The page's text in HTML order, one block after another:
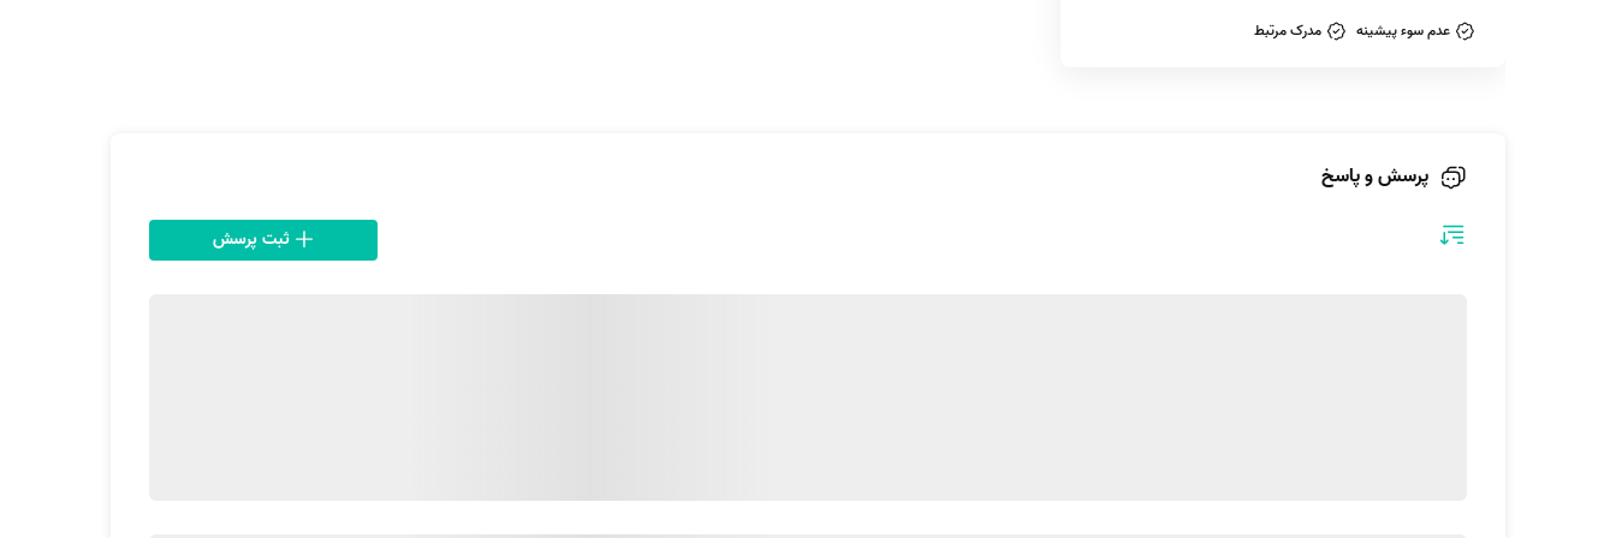
عدم سوء پیشینه مدرک مرتبط
پرسش و پاسخ